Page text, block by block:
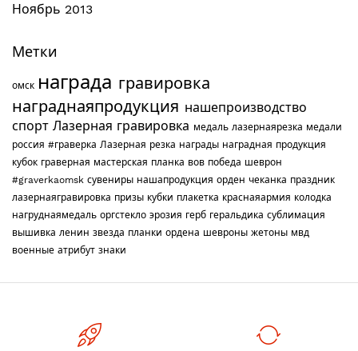
Ноябрь 2013
Метки
омск награда гравировка
награднаяпродукция нашепроизводство
спорт Лазерная гравировка медаль лазернаярезка медали
россия #граверка Лазерная резка награды наградная продукция
кубок граверная мастерская планка вов победа шеврон
#graverkaomsk сувениры нашапродукция орден чеканка праздник
лазернаягравировка призы кубки плакетка краснаяармия колодка
нагруднаямедаль оргстекло эрозия герб геральдика сублимация
вышивка ленин звезда планки ордена шевроны жетоны мвд
военные атрибут знаки